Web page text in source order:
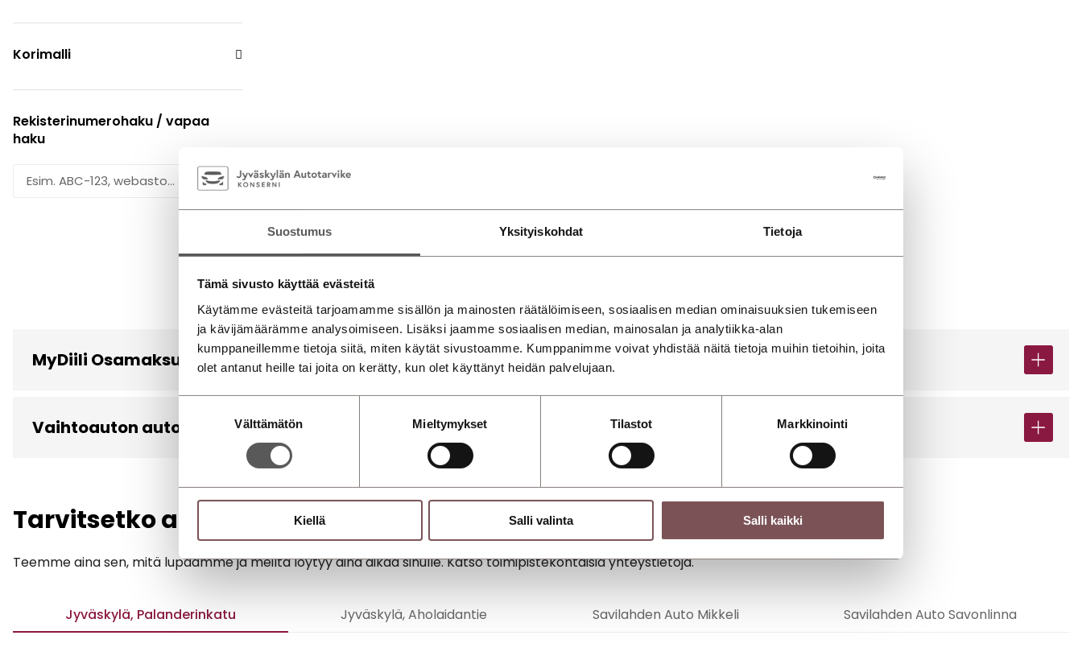
Suostumus Yksityiskohdat Tietoja
Tämä sivusto käyttää evästeitä
Käytämme evästeitä tarjoamamme sisällön ja mainosten räätälöimiseen, sosiaalisen median ominaisuuksien tukemiseen
ja kävijämäärämme analysoimiseen. Lisäksi jaamme sosiaalisen median, mainosalan ja analytiikka-alan
kumppaneillemme tietoja siitä, miten käytät sivustoamme. Kumppanimme voivat yhdistää näitä tietoja muihin tietoihin, joita
olet antanut heille tai joita on kerätty, kun olet käyttänyt heidän palvelujaan.
valinta
Välttämätön Mieltymykset Tilastot Markkinointi
Kiellä Salli valinta Salli kaikki
Korimalli
Rekisterinumerohaku / vapaa
haku
MyDiili Osamaksurahoitus
Vaihtoauton autoturva
Tarvitsetko apua? Ota yhteyttä myyntiin!
Teemme aina sen, mitä lupaamme ja meiltä löytyy aina aikaa sinulle. Katso toimipistekohtaisia yhteystietoja.
Jyväskylä, Palanderinkatu Jyväskylä, Aholaidantie Savilahden Auto Mikkeli Savilahden Auto Savonlinna